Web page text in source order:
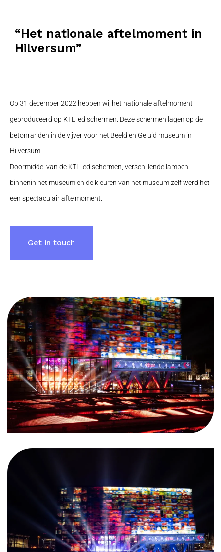
“Het nationale aftelmoment in
Hilversum”
Op 31 december 2022 hebben wij het nationale aftelmoment
geproduceerd op KTL led schermen. Deze schermen lagen op de
betonranden in de vijver voor het Beeld en Geluid museum in
Hilversum.
Doormiddel van de KTL led schermen, verschillende lampen
binnenin het museum en de kleuren van het museum zelf werd het
een spectaculair aftelmoment.
Get in touch